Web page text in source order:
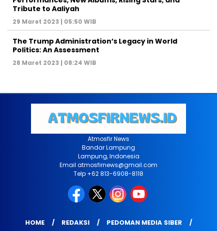
Tribute to Aaliyah
29 Maret 2023 | 05:50 WIB
The Trump Administration’s Legacy in World
Politics: An Assessment
28 Maret 2023 | 08:24 WIB
Atmosfir News
Bandar Lampung
Lampung, Indonesia
Email atmosfirnews@gmail.com
Telp +62 813-6908-8118
HOME REDAKSI
PEDOMAN MEDIA SIBER